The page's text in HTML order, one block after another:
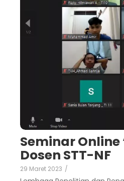
Seminar
Dosen STT-NF
29 Maret 2023 /